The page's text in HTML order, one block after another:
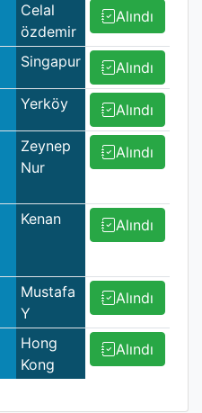
Celal
özdemir
Alındı
Singapur Alındı
Yerköy Alındı
Zeynep
Nur
Alındı
Kenan Alındı
Mustafa
Y
Alındı
Hong
Kong
Alındı